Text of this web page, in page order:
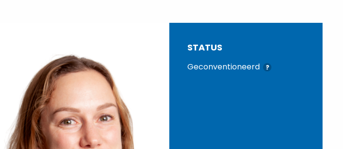
STATUS
Geconventioneerd